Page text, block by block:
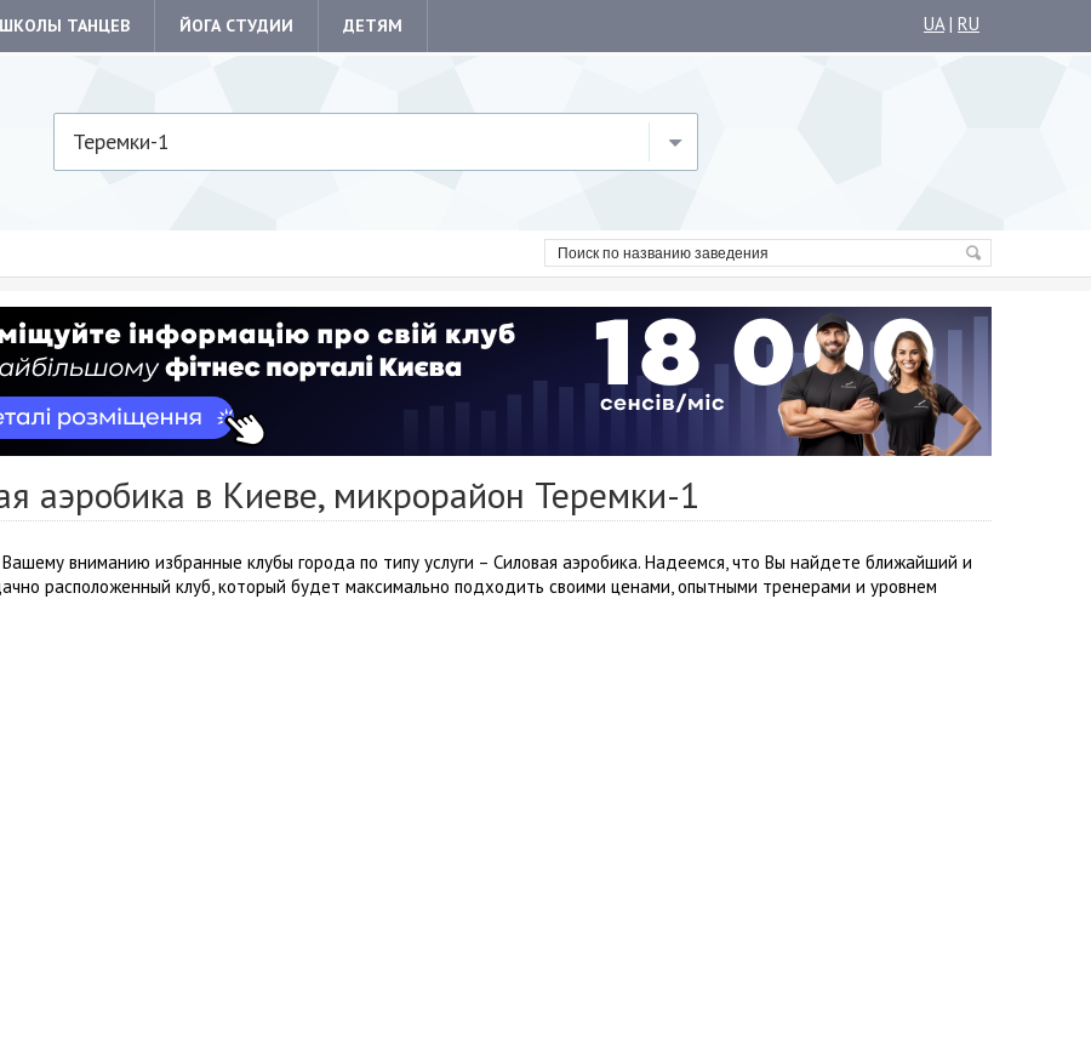
ШКОЛЫ ТАНЦЕВ ЙОГА СТУДИИ ДЕТЯМ UA| RU
Теремки-1
аэробика в Киеве, микрорайон Теремки-1
вниманию избранные клубы города по типу услуги – Силовая аэробика. Надеемся, что Вы найдете ближайший и
расположенный клуб, который будет максимально подходить своими ценами, опытными тренерами и уровнем